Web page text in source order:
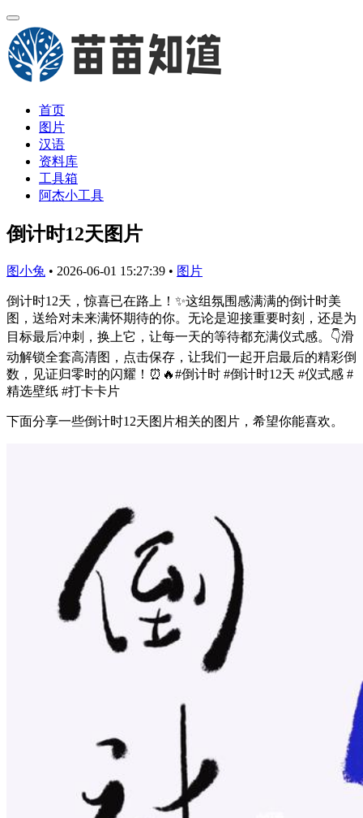
首页
图片
汉语
资料库
工具箱
阿杰小工具
倒计时12天图片
图小兔 • 2026-06-01 15:27:39 • 图片
倒计时12天，惊喜已在路上！✨这组氛围感满满的倒计时美
图，送给对未来满怀期待的你。无论是迎接重要时刻，还是为
目标最后冲刺，换上它，让每一天的等待都充满仪式感。👇滑
动解锁全套高清图，点击保存，让我们一起开启最后的精彩倒
数，见证归零时的闪耀！⏰🔥#倒计时 #倒计时12天 #仪式感 #
精选壁纸 #打卡卡片
下面分享一些倒计时12天图片相关的图片，希望你能喜欢。